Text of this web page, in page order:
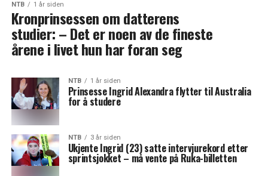
NTB 1 år siden
Kronprinsessen om datterens
studier: – Det er noen av de fineste
årene i livet hun har foran seg
NTB 1 år siden
Prinsesse Ingrid Alexandra flytter til Australia
for å studere
NTB 3 år siden
Ukjente Ingrid (23) satte intervjurekord etter
sprintsjokket – må vente på Ruka-billetten